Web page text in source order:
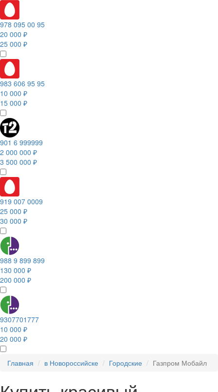
978 095 00 95
20 000 ₽
25 000 ₽
983 606 95 95
10 000 ₽
15 000 ₽
901 6 999999
2 000 000 ₽
3 500 000 ₽
919 007 0009
25 000 ₽
30 000 ₽
988 9 899 899
130 000 ₽
200 000 ₽
9307701777
10 000 ₽
20 000 ₽
Главная в Новороссийске Городские Газпром Мобайл